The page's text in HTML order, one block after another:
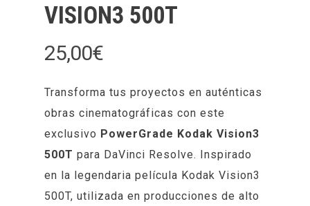
VISION3 500T
25,00€
Transforma tus proyectos en auténticas
obras cinematográficas con este
exclusivo PowerGrade Kodak Vision3
500T para DaVinci Resolve. Inspirado
en la legendaria película Kodak Vision3
500T, utilizada en producciones de alto